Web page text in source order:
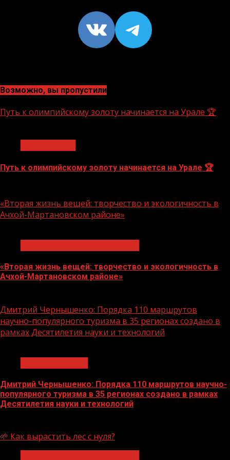
VK https://
Возможно, вы пропустили
Путь к олимпийскому золоту начинается на Урале 🏆
Путь к олимпийскому золоту начинается на Урале 🏆
«Вторая жизнь вещей: творчество и экологичность в
Ачхой-Мартановском районе»
«Вторая жизнь вещей: творчество и экологичность в
Ачхой-Мартановском районе»
Дмитрий Чернышенко: Порядка 110 маршрутов
научно-популярного туризма в 35 регионах создано в
рамках Десятилетия науки и технологий
Дмитрий Чернышенко: Порядка 110 маршрутов научно-
популярного туризма в 35 регионах создано в рамках
Десятилетия науки и технологий
🌱 Как вырастить лес с нуля?